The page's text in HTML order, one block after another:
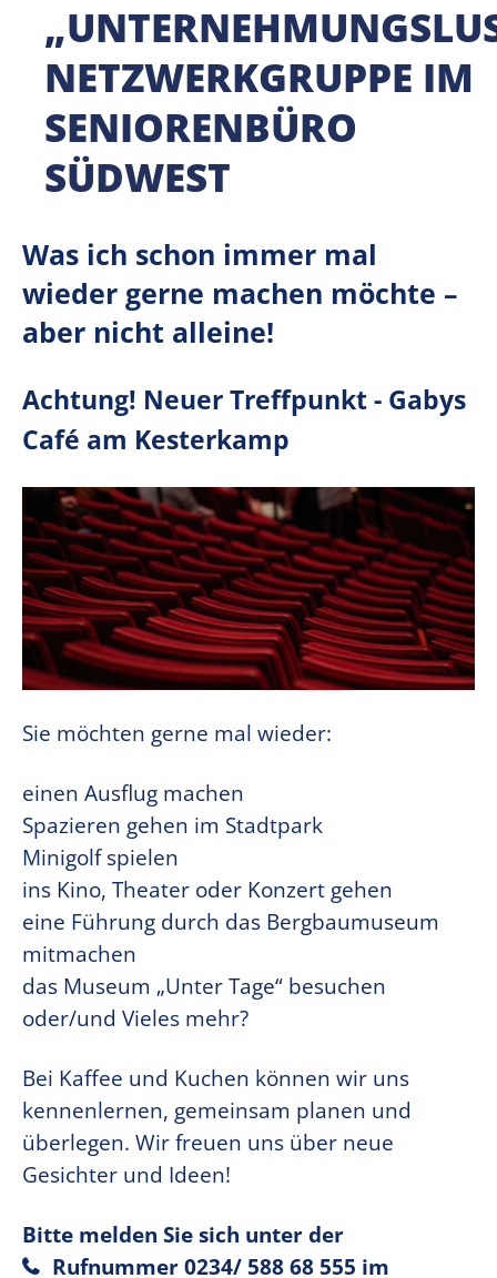
NETZWERKGRUPPE IM
SENIORENBÜRO
SÜDWEST
Was ich schon immer mal
wieder gerne machen möchte –
aber nicht alleine!
Achtung! Neuer Treffpunkt - Gabys
Café am Kesterkamp
Sie möchten gerne mal wieder:
einen Ausflug machen
Spazieren gehen im Stadtpark
Minigolf spielen
ins Kino, Theater oder Konzert gehen
eine Führung durch das Bergbaumuseum
mitmachen
das Museum „Unter Tage“ besuchen
oder/und Vieles mehr?
Bei Kaffee und Kuchen können wir uns
kennenlernen, gemeinsam planen und
überlegen. Wir freuen uns über neue
Gesichter und Ideen!
Bitte melden Sie sich unter der
Rufnummer0234/ 588 68 555 im